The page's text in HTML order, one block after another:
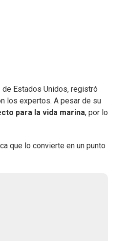
de Estados Unidos, registró
los expertos. A pesar de su
para la vida marina, por lo
que lo convierte en un punto